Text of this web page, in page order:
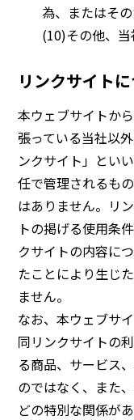
為、またはそ
(10)その他、
リンクサイト
本ウェブサイトか
張っている当社以
ンクサイト」とい
任で管理されるも
はありません。リ
トの掲げる使用条
クサイトの内容に
たことにより生じ
ません。
なお、本ウェブサ
同リンクサイトの
る商品、サービス
のではなく、また
どの特別な関係が